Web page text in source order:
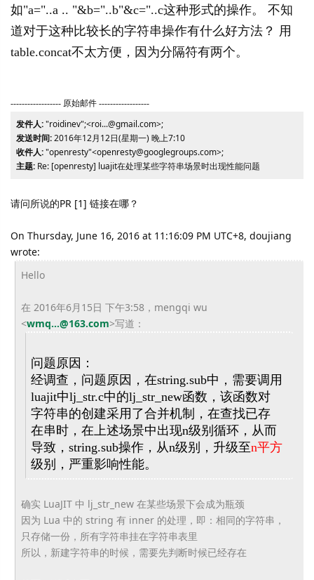
如"a="..a .. "&b="..b"&c="..c这种形式的操作。 不知
道对于这种比较长的字符串操作有什么好方法？ 用
table.concat不太方便，因为分隔符有两个。
------------------ 原始邮件 ------------------
发件人:"roidinev";<roi...@gmail.com>;
发送时间:2016年12月12日(星期一) 晚上7:10
收件人:"openresty"<openresty@googlegroups.com>;
主题: Re: [openresty] luajit在处理某些字符串场景时出现性能问题
请问所说的PR [1] 链接在哪？
On Thursday, June 16, 2016 at 11:16:09 PM UTC+8, doujiang
wrote:
Hello
在 2016年6月15日 下午3:58，mengqi wu
<wmq...@163.com>写道：
问题原因：
经调查，问题原因，在string.sub中， 需要调用
luajit中lj_str.c中的lj_str_ new函数，该函数对
字符串的创建采用了合并机制， 在查找已存
在串时，在上述场景中出现n级别循环，从而
导致， string.sub操作，从n级别，升级至n平方
级别， 严重影响性能。
确实 LuaJIT 中 lj_str_new 在某些场景下会成为瓶颈
因为 Lua 中的 string 有 inner 的处理，即：相同的字符串，
只存储一份， 所有字符串挂在字符串表里
所以，新建字符串的时候，需要先判断时候已经存在